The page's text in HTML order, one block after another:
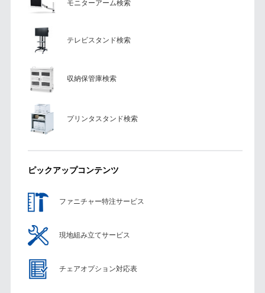
モニターアーム検索
テレビスタンド検索
収納保管庫検索
プリンタスタンド検索
ピックアップコンテンツ
ファニチャー特注サービス
現地組み立てサービス
チェアオプション対応表